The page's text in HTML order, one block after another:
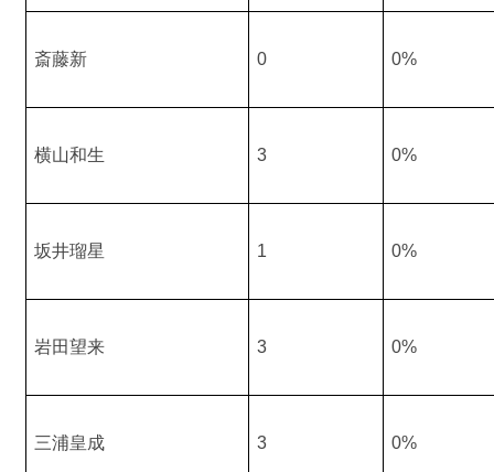
斎藤新 0 0%
横山和生 3 0%
坂井瑠星 1 0%
岩田望来 3 0%
三浦皇成 3 0%